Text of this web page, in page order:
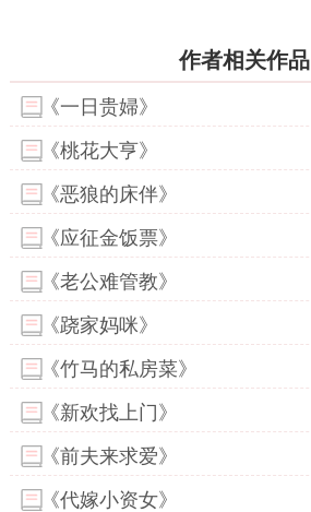
作者相关作品
《一日贵婦》
《桃花大亨》
《恶狼的床伴》
《应征金饭票》
《老公难管教》
《跷家妈咪》
《竹马的私房菜》
《新欢找上门》
《前夫来求爱》
《代嫁小资女》